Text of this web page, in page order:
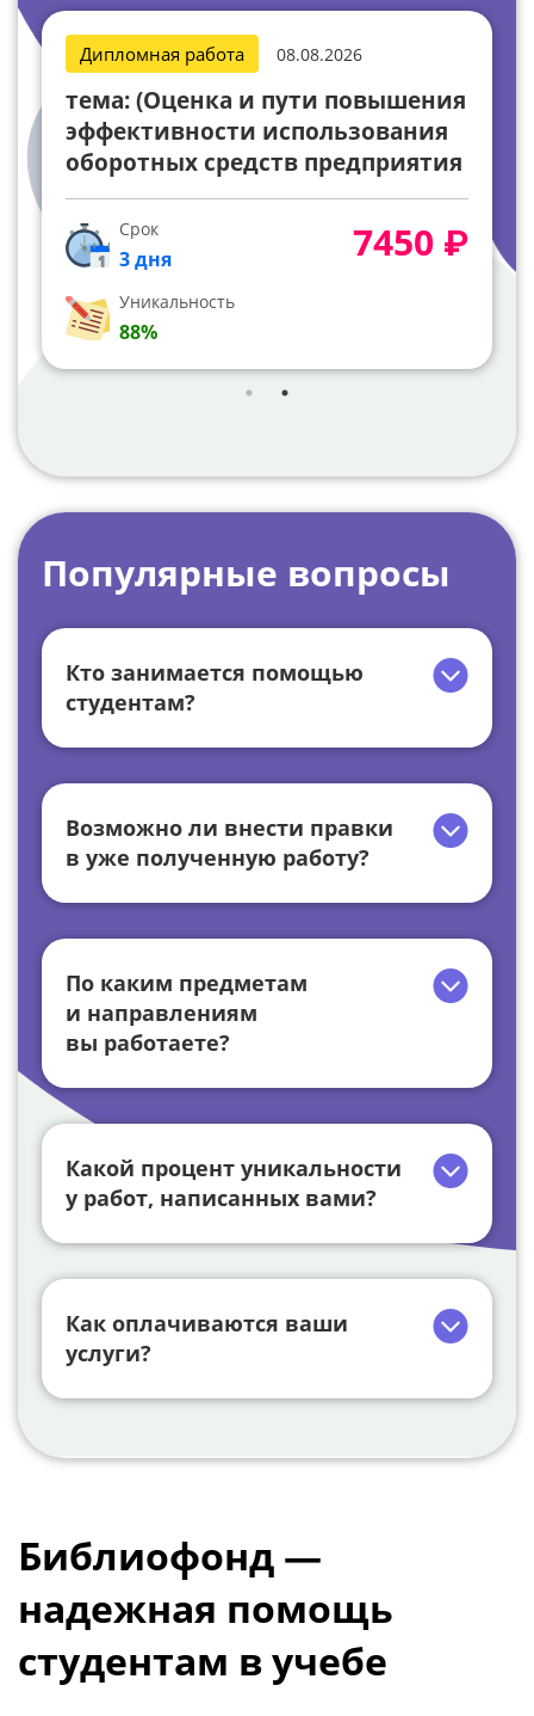
Дипломная работа 08.08.2026
тема: (Оценка и пути повышения
эффективности использования
оборотных средств предприятия
(организации, фирмы) (на
конкретном примере).) + речь и
презентация- ДОРАБОТКА
Срок
3 дня
Уникальность
88%
7450 ₽
Популярные вопросы
Кто занимается помощью
студентам?
Возможно ли внести правки
в уже полученную работу?
По каким предметам
и направлениям
вы работаете?
Какой процент уникальности
у работ, написанных вами?
Как оплачиваются ваши
услуги?
Библиофонд —
надежная помощь
студентам в учебе